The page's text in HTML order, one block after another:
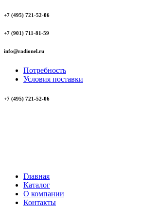
+7 (495) 721-52-06
+7 (901) 711-81-59
info@radionel.ru
Потребность
Условия поставки
+7 (495) 721-52-06
Главная
Каталог
О компании
Контакты